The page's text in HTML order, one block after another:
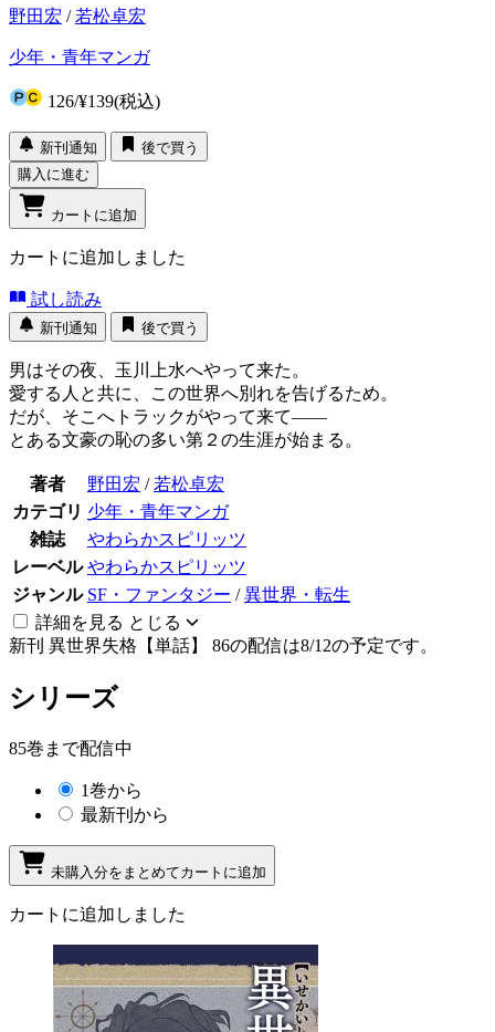
野田宏 / 若松卓宏
少年・青年マンガ
126/¥139(税込)
新刊通知
後で買う
購入に進む
カートに追加
カートに追加しました
試し読み
新刊通知 後で買う
男はその夜、玉川上水へやって来た。
愛する人と共に、この世界へ別れを告げるため。
だが、そこへトラックがやって来て――
とある文豪の恥の多い第２の生涯が始まる。
著者 野田宏 / 若松卓宏
カテゴリ 少年・青年マンガ
雑誌
やわらかスピリッツ
レーベル やわらかスピリッツ
ジャンル SF・ファンタジー /異世界・転生
詳細を見る とじる
新刊 異世界失格【単話】 86の配信は8/12の予定です。
シリーズ
85巻まで配信中
1巻から
最新刊から
未購入分をまとめてカートに追加
カートに追加しました